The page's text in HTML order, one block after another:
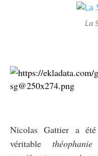
La
Nicolas Gattier a
véritable théophanie